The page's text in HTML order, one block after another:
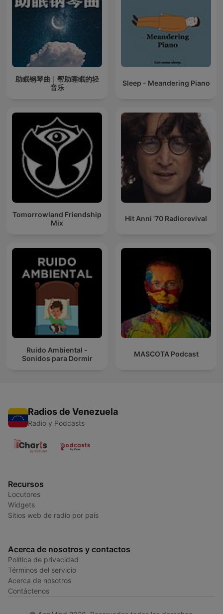
助眠钢琴曲｜帮助睡眠的轻
音乐
Sleep - Meandering Piano
Tomorrowland Friendship
Mix
Hit Anni '70 Radiorevival
Ruido Ambiental -
Sonidos para Dormir
MASCOTA Podcast
Radios de Venezuela
Radio y Podcasts
Recursos
Locutores
Widgets
Sitios web de radio por país
Acerca de nosotros y contactos
Política de privacidad
Términos del servicio
Acerca de nosotros
Contáctenos